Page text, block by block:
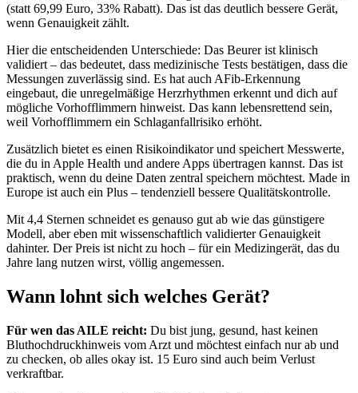
(statt 69,99 Euro, 33% Rabatt). Das ist das deutlich bessere Gerät,
wenn Genauigkeit zählt.
Hier die entscheidenden Unterschiede: Das Beurer ist klinisch
validiert – das bedeutet, dass medizinische Tests bestätigen, dass die
Messungen zuverlässig sind. Es hat auch AFib-Erkennung
eingebaut, die unregelmäßige Herzrhythmen erkennt und dich auf
mögliche Vorhofflimmern hinweist. Das kann lebensrettend sein,
weil Vorhofflimmern ein Schlaganfallrisiko erhöht.
Zusätzlich bietet es einen Risikoindikator und speichert Messwerte,
die du in Apple Health und andere Apps übertragen kannst. Das ist
praktisch, wenn du deine Daten zentral speichern möchtest. Made in
Europe ist auch ein Plus – tendenziell bessere Qualitätskontrolle.
Mit 4,4 Sternen schneidet es genauso gut ab wie das günstigere
Modell, aber eben mit wissenschaftlich validierter Genauigkeit
dahinter. Der Preis ist nicht zu hoch – für ein Medizingerät, das du
Jahre lang nutzen wirst, völlig angemessen.
Wann lohnt sich welches Gerät?
Für wen das AILE reicht: Du bist jung, gesund, hast keinen
Bluthochdruckhinweis vom Arzt und möchtest einfach nur ab und
zu checken, ob alles okay ist. 15 Euro sind auch beim Verlust
verkraftbar.